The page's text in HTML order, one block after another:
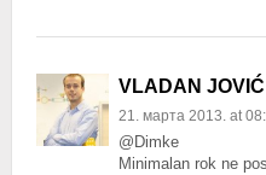
VLADAN JOVIĆ
21. марта 2013. at
@Dimke
Minimalan rok ne